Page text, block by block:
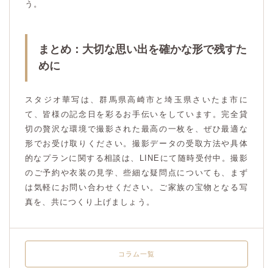
う。
まとめ：大切な思い出を確かな形で残すた
めに
スタジオ華写は、群馬県高崎市と埼玉県さいたま市に
て、皆様の記念日を彩るお手伝いをしています。完全貸
切の贅沢な環境で撮影された最高の一枚を、ぜひ最適な
形でお受け取りください。撮影データの受取方法や具体
的なプランに関する相談は、LINEにて随時受付中。撮影
のご予約や衣装の見学、些細な疑問点についても、まず
は気軽にお問い合わせください。ご家族の宝物となる写
真を、共につくり上げましょう。
コラム一覧